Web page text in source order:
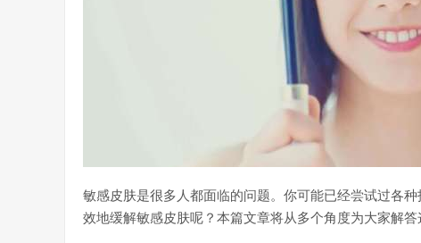
敏感皮肤是很多人都面临的问题。你可能已经尝试过各
效地缓解敏感皮肤呢？本篇文章将从多个角度为大家解答